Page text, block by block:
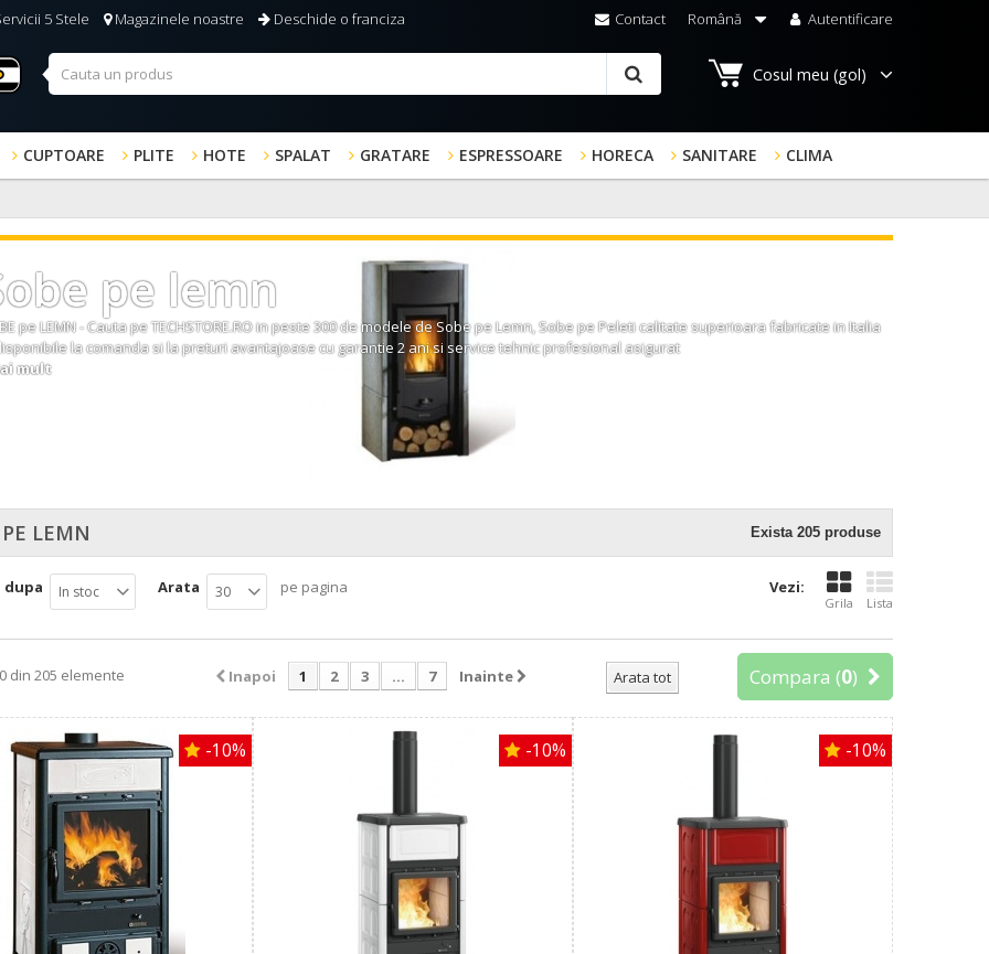
Autentificare
Română
Contact
5 Stele Magazinele noastre Deschide o franciza
Cosul meu (gol)
CUPTOARE PLITE HOTE SPALAT GRATARE ESPRESSOARE HORECA SANITARE CLIMA
pe lemn
pe LEMN- Cauta peTECHSTORE.ROin peste 300 de modele deSobe pe Lemn,Sobe pe Peleticalitate superioara fabricate in Italia
la comanda si la preturi avantajoase cu garantie 2 ani si service tehnic profesional asigurat
mult
LEMN Exista 205 produse
Vezi:
Grila Lista
dupa In stoc Arata 30 pe pagina
Compara (0)
Arata tot
Inapoi 1 2 3 ... 7 Inainte
din 205 elemente
-10% -10% -10%